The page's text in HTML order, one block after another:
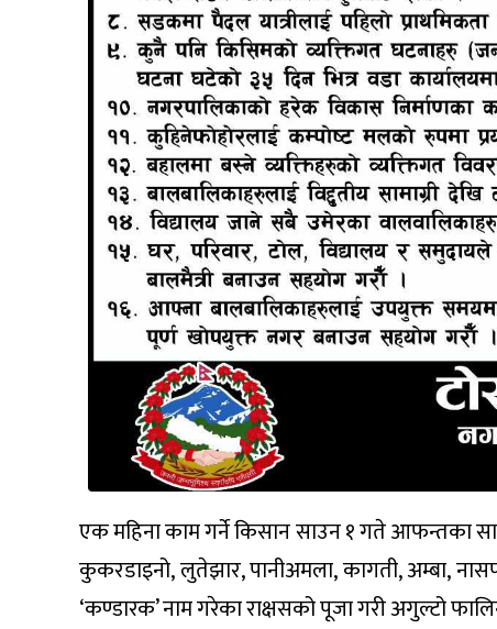
एक महिना काम गर्ने किसान साउन १ गते आफन्तका
कुकरडाइनो, लुतेझार, पानीअमला, कागती, अम्बा,
‘कण्डारक’ नाम गरेका राक्षसको पूजा गरी अगुल्टो